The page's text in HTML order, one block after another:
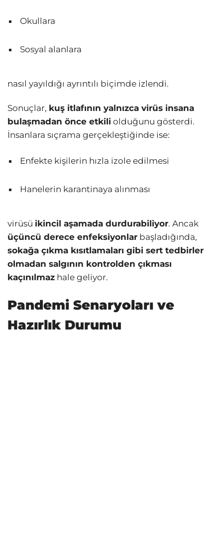
Okullara
Sosyal alanlara
nasıl yayıldığı ayrıntılı biçimde izlendi.
Sonuçlar, kuş itlafının yalnızca virüs insana
bulaşmadan önce etkili olduğunu gösterdi.
İnsanlara sıçrama gerçekleştiğinde ise:
Enfekte kişilerin hızla izole edilmesi
Hanelerin karantinaya alınması
virüsü ikincil aşamada durdurabiliyor. Ancak
üçüncü derece enfeksiyonlar başladığında,
sokağa çıkma kısıtlamaları gibi sert tedbirler
olmadan salgının kontrolden çıkması
kaçınılmaz hale geliyor.
Pandemi Senaryoları ve
Hazırlık Durumu